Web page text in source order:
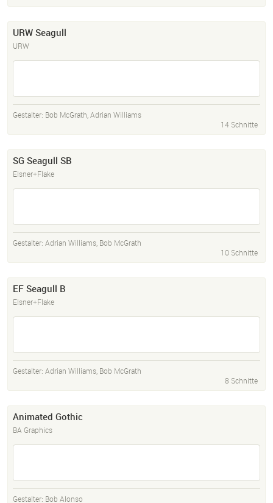
URW Seagull
URW
Gestalter: Bob McGrath,Adrian Williams
14 Schnitte
SG Seagull SB
Elsner+Flake
Gestalter: Adrian Williams, Bob McGrath
10 Schnitte
EF Seagull B
Elsner+Flake
Gestalter: Adrian Williams, Bob McGrath
8 Schnitte
Animated Gothic
BA Graphics
Gestalter: Bob Alonso